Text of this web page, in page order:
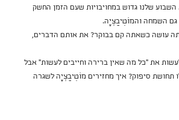
שלנו גדוש במחויבויות שעם הזמן החשק
גם השמחה והמוֹטִיבַצְיָה.
עושה כשאתה קם בבוקר? את אותם הדברים,
את "כל מה שאין ברירה וחייבים לעשות" אבל
תחושת סיפוק? איך מחזירים מוֹטִיבַצְיָה לשגרה